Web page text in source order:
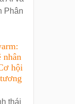
Phân
nhân
hội
thái